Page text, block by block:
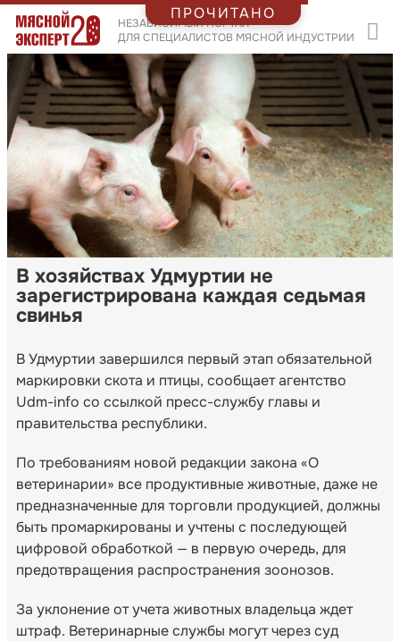
НЕЗАВИСИМЫЙ ПОРТАЛ
ДЛЯ СПЕЦИАЛИСТОВ МЯСНОЙ ИНДУСТРИИ
В хозяйствах Удмуртии не
зарегистрирована каждая седьмая
свинья
В Удмуртии завершился первый этап обязательной
маркировки скота и птицы, сообщает агентство
Udm-info со ссылкой пресс-службу главы и
правительства республики.
По требованиям новой редакции закона «О
ветеринарии» все продуктивные животные, даже не
предназначенные для торговли продукцией, должны
быть промаркированы и учтены с последующей
цифровой обработкой — в первую очередь, для
предотвращения распространения зоонозов.
За уклонение от учета животных владельца ждет
штраф. Ветеринарные службы могут через суд
ПРОЧИТАНО